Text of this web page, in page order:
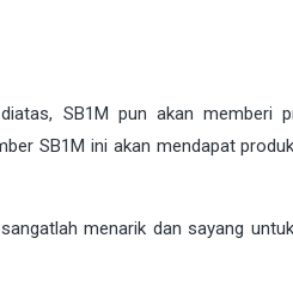
SB1M pun akan memberi
SB1M ini akan mendapat
menarik dan sayang